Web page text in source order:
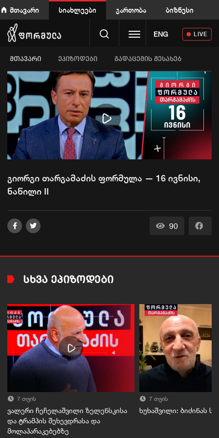
მთავარი სიახლეები გართობა ბიზნესი
Toggle navigation
ENG LIVE
ᲛᲗᲐᲕᲐᲠᲘ ეპიზოდები გადაცემის შესახებ
Play
Video
გიორგი თარგამაძის ფორმულა — 16 ივნისი,
ნაწილი II
90
ᲡᲮᲕᲐ ᲔᲞᲘᲖᲝᲓᲔᲑᲘ
7 თვის
ვალერი ჩეჩელაშვილი ზელენსკისა
და ტრამპის შეხევდრასა და
მოლაპარაკებებზე
7 თვის
ხუხაშვილი: ბიძინას